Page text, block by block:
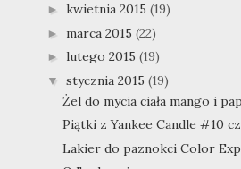
► kwietnia 2015 (19)
► marca 2015 (22)
► lutego 2015 (19)
▼ stycznia 2015 (19)
Żel do mycia ciała mango i
Piątki z Yankee Candle #10
Lakier do paznokci Color